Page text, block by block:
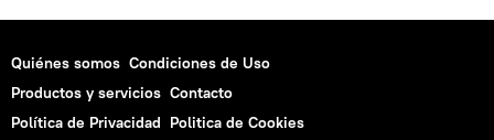
Quiénes somos Condiciones de Uso
Productos y servicios Contacto
Política de Privacidad Politica de Cookies